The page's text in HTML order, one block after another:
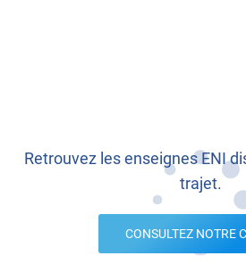
Retrouvez les enseignes ENI
trajet.
CONSULTEZ NOTRE